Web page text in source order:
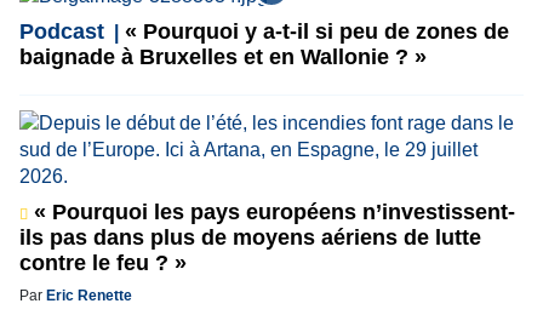
Podcast
« Pourquoi y a-t-il si peu de zones de
baignade à Bruxelles et en Wallonie ? »
« Pourquoi les pays européens n’investissent-
ils pas dans plus de moyens aériens de lutte
contre le feu ? »
Par Eric Renette